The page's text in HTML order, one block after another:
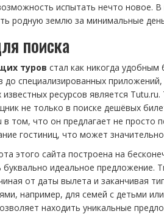
испытать нечто новое.
родную землю за минимальные
поиска
туров стал как никогда удобным
до специализированных
ресурсов является
не только в поиске дешёвых
том, что он предлагает не просто
гостиниц, что может
этого сайта построена на
идеальное предложение.
от даты вылета и заканчивая
например, для семей с детьми
находить уникальные